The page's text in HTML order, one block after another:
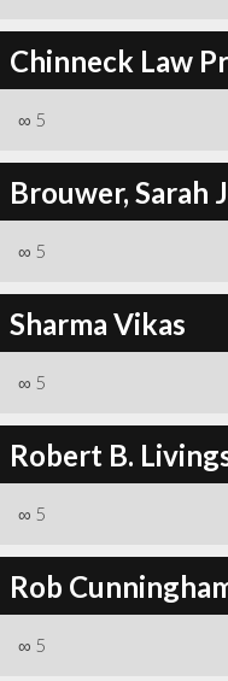
Chinneck Law
∞ 5
Brouwer, Sarah J
∞ 5
Sharma Vikas
∞ 5
Robert B.
∞ 5
Rob
∞ 5